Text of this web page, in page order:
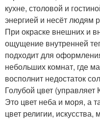
кухне, столовой и
энергией и несёт людям
При окраске внешних и
ощущение внутренней
подходит для
небольших комнат, где
восполнит недостаток
Голубой цвет
Это цвет неба и моря, а
цвет религии,